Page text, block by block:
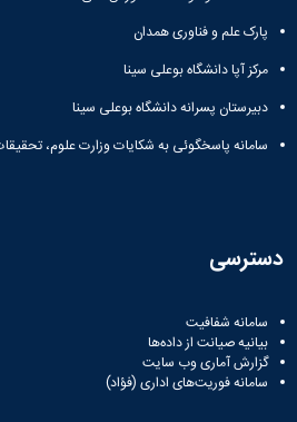
پارک علم و فناوری همدان
مرکز آپا دانشگاه بوعلی سینا
دبیرستان پسرانه دانشگاه بوعلی سینا
سامانه پاسخگوئی به شکایات وزارت علوم،
دسترسی
سامانه شفافیت
بیانیه صیانت از داده‌ها
گزارش آماری وب‌ سایت
سامانه فوریت‌های اداری (فؤاد)